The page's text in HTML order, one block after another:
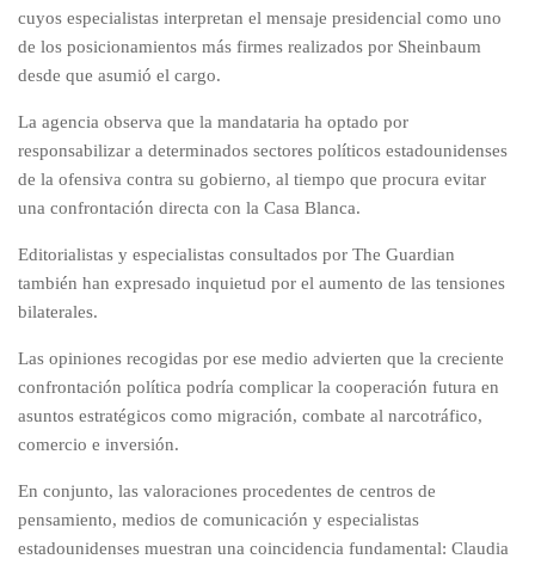
cuyos especialistas interpretan el mensaje presidencial como uno
de los posicionamientos más firmes realizados por Sheinbaum
desde que asumió el cargo.
La agencia observa que la mandataria ha optado por
responsabilizar a determinados sectores políticos estadounidenses
de la ofensiva contra su gobierno, al tiempo que procura evitar
una confrontación directa con la Casa Blanca.
Editorialistas y especialistas consultados por The Guardian
también han expresado inquietud por el aumento de las tensiones
bilaterales.
Las opiniones recogidas por ese medio advierten que la creciente
confrontación política podría complicar la cooperación futura en
asuntos estratégicos como migración, combate al narcotráfico,
comercio e inversión.
En conjunto, las valoraciones procedentes de centros de
pensamiento, medios de comunicación y especialistas
estadounidenses muestran una coincidencia fundamental: Claudia